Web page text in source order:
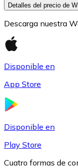
Detalles del precio de
Descarga nuestra
Disponible en
App Store
Disponible en
Play Store
Cuatro formas de